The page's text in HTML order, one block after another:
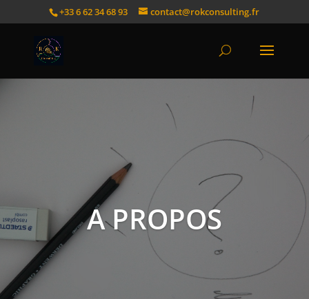
+33 6 62 34 68 93 contact@rokconsulting.fr
A PROPOS